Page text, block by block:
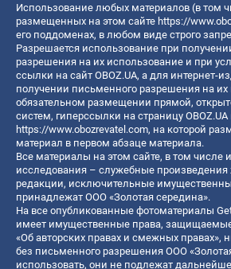
Использование любых материалов (в том
размещенных на этом сайте https://
его поддоменах, в любом виде строго
Разрешается использование при
разрешения на их использование и при
ссылки на сайт OBOZ.UA, а для интернет-
получении письменного разрешения на
обязательном размещении прямой,
систем, гиперссылки на страницу
https://www.obozrevatel.com, на которой
материал в первом абзаце материала.
Все материалы на этом сайте, в том числе
исследования – служебные произведения
редакции, исключительные
принадлежат ООО «Золотая середина».
На все опубликованные фотоматериалы
имеет имущественные права,
«Об авторских правах и смежных правах»,
без письменного разрешения ООО
использовать, они не подлежат